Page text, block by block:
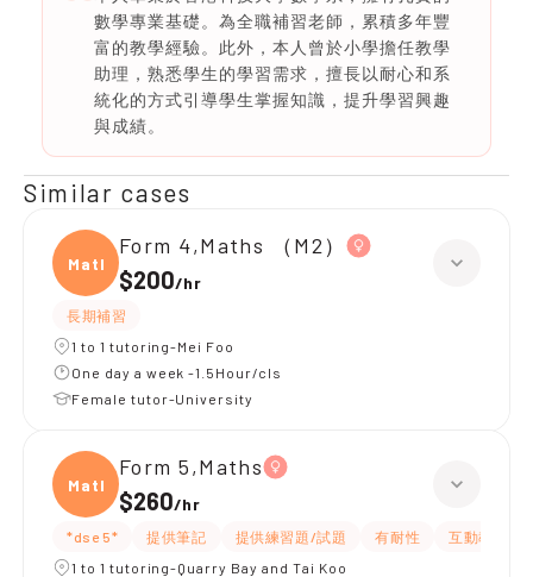
數學專業基礎。為全職補習老師，累積多年豐
富的教學經驗。此外，本人曾於小學擔任教學
助理，熟悉學生的學習需求，擅長以耐心和系
統化的方式引導學生掌握知識，提升學習興趣
與成績。
Similar cases
Maths
Form 4,Maths （M2）
$200/hr
長期補習
1 to 1 tutoring-Mei Foo
One day a week -1.5Hour/cls
Female tutor-University
Maths
Form 5,Maths
$260/hr
*dse 5* 提供筆記 提供練習題/試題 有耐性
互動教學
1 to 1 tutoring-Quarry Bay and Tai Koo